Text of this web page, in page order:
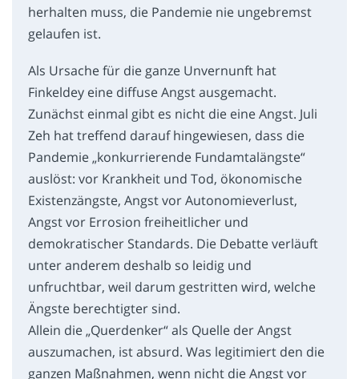
herhalten muss, die Pandemie nie ungebremst
gelaufen ist.
Als Ursache für die ganze Unvernunft hat
Finkeldey eine diffuse Angst ausgemacht.
Zunächst einmal gibt es nicht die eine Angst. Juli
Zeh hat treffend darauf hingewiesen, dass die
Pandemie „konkurrierende Fundamtalängste“
auslöst: vor Krankheit und Tod, ökonomische
Existenzängste, Angst vor Autonomieverlust,
Angst vor Errosion freiheitlicher und
demokratischer Standards. Die Debatte verläuft
unter anderem deshalb so leidig und
unfruchtbar, weil darum gestritten wird, welche
Ängste berechtigter sind.
Allein die „Querdenker“ als Quelle der Angst
auszumachen, ist absurd. Was legitimiert den die
ganzen Maßnahmen, wenn nicht die Angst vor